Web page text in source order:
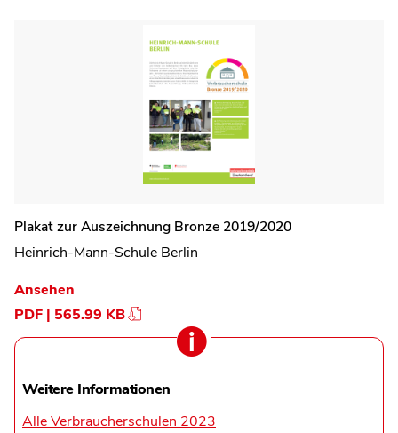
Plakat zur Auszeichnung Bronze 2019/2020
Heinrich-Mann-Schule Berlin
Ansehen
PDF | 565.99 KB
Weitere Informationen
Alle Verbraucherschulen 2023